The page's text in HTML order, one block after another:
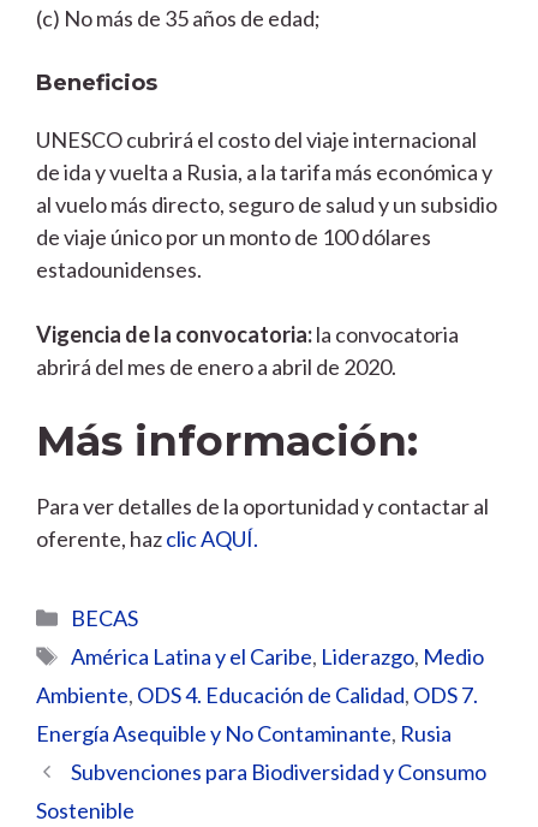
(c) No más de 35 años de edad;
Beneficios
UNESCO cubrirá el costo del viaje internacional
de ida y vuelta a Rusia, a la tarifa más económica y
al vuelo más directo, seguro de salud y un subsidio
de viaje único por un monto de 100 dólares
estadounidenses.
Vigencia de la convocatoria:la convocatoria
abrirá del mes de enero a abril de 2020.
Más información:
Para ver detalles de la oportunidad y contactar al
oferente, hazclic AQUÍ.
Categorías
BECAS
Etiquetas
América Latina y el Caribe, Liderazgo, Medio
Ambiente, ODS 4. Educación de Calidad, ODS 7.
Energía Asequible y No Contaminante, Rusia
Subvenciones para Biodiversidad y Consumo
Sostenible